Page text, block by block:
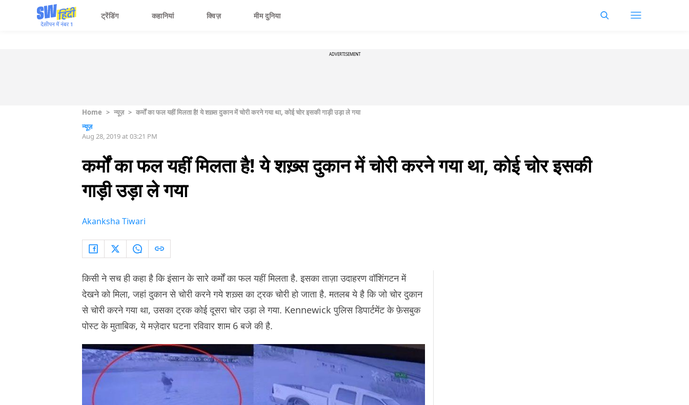
ट्रेंडिंग कहानियां क्विज़ मीम दुनिया
ADVERTISEMENT
Home > न्यूज़ > कर्मों का फल यहीं मिलता है! ये शख़्स दुकान में चोरी करने गया था, कोई चोर इसकी गाड़ी उड़ा ले गया
न्यूज़
Aug 28, 2019 at 03:21 PM
कर्मों का फल यहीं मिलता है! ये शख़्स दुकान में चोरी करने गया था, कोई चोर इसकी
गाड़ी उड़ा ले गया
Akanksha Tiwari
किसी ने सच ही कहा है कि इंसान के सारे कर्मों का फल यहीं मिलता है. इसका ताज़ा उदाहरण वॉशिंगटन में
देखने को मिला, जहां दुकान से चोरी करने गये शख़्स का ट्रक चोरी हो जाता है. मतलब ये है कि जो चोर दुकान
से चोरी करने गया था, उसका ट्रक कोई दूसरा चोर उड़ा ले गया. Kennewick पुलिस डिपार्टमेंट के फ़ेसबुक
पोस्ट के मुताबिक, ये मज़ेदार घटना रविवार शाम 6 बजे की है.